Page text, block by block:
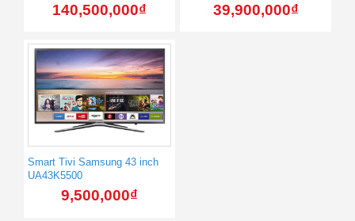
140,500,000₫ 39,900,000₫
Smart Tivi Samsung 43 inch
UA43K5500
9,500,000₫